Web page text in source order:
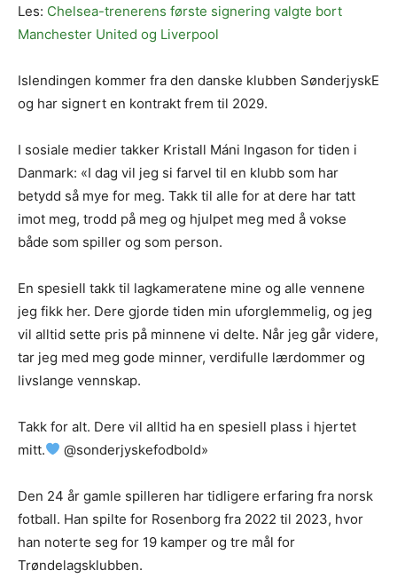
Les: Chelsea-trenerens første signering valgte bort
Manchester United og Liverpool
Islendingen kommer fra den danske klubben SønderjyskE
og har signert en kontrakt frem til 2029.
I sosiale medier takker Kristall Máni Ingason for tiden i
Danmark: «I dag vil jeg si farvel til en klubb som har
betydd så mye for meg. Takk til alle for at dere har tatt
imot meg, trodd på meg og hjulpet meg med å vokse
både som spiller og som person.
En spesiell takk til lagkameratene mine og alle vennene
jeg fikk her. Dere gjorde tiden min uforglemmelig, og jeg
vil alltid sette pris på minnene vi delte. Når jeg går videre,
tar jeg med meg gode minner, verdifulle lærdommer og
livslange vennskap.
Takk for alt. Dere vil alltid ha en spesiell plass i hjertet
mitt.
@sonderjyskefodbold»
Den 24 år gamle spilleren har tidligere erfaring fra norsk
fotball. Han spilte for Rosenborg fra 2022 til 2023, hvor
han noterte seg for 19 kamper og tre mål for
Trøndelagsklubben.